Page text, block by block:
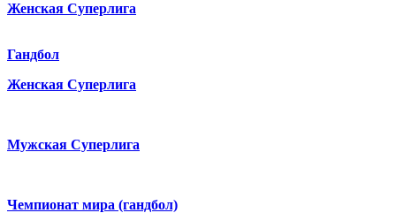
Женская Суперлига
Гандбол
Женская Суперлига
Мужская Суперлига
Чемпионат мира (гандбол)